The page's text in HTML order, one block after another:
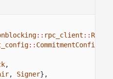
:: rpc_client ::
:: CommitmentConfig
,
, Signer},